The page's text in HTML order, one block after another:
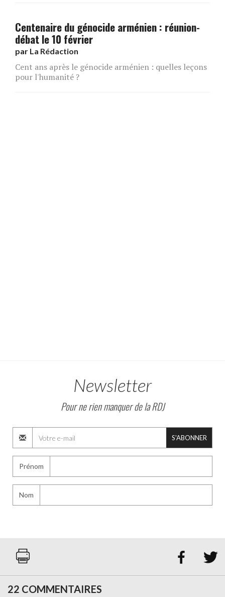
Centenaire​ du génocide arménien : réunion-
débat le 10 février
par La Rédaction
Cent ans après le génocide arménien : quelles leçons
pour l'humanité ?
Newsletter
Pour ne rien manquer de la RDJ
S'ABONNER
Prénom
Nom
 
22 COMMENTAIRES